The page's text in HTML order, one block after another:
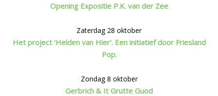
Opening Expositie P.K. van der Zee
Zaterdag 28 oktober
Het project 'Helden van Hier'. Een initiatief door Friesland
Pop.
Zondag 8 oktober
Gerbrich & It Grutte Guod